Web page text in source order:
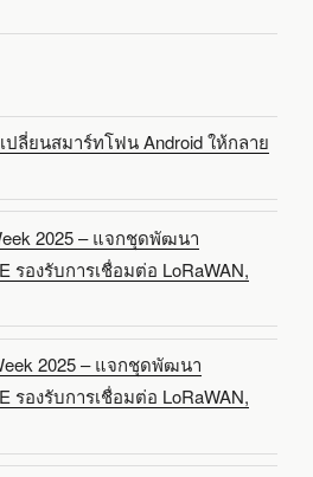
ปลี่ยนสมาร์ทโฟน Android ให้กลาย
2025 – แจกชุดพัฒนา
รองรับการเชื่อมต่อ LoRaWAN,
2025 – แจกชุดพัฒนา
รองรับการเชื่อมต่อ LoRaWAN,